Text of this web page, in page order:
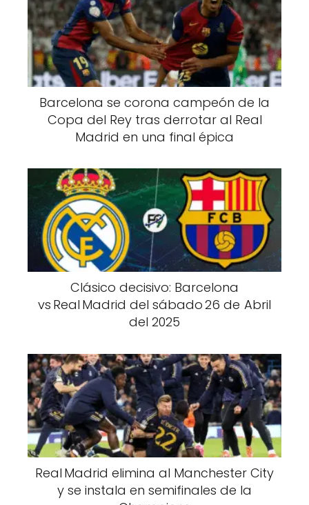
Barcelona se corona campeón de la
Copa del Rey tras derrotar al Real
Madrid en una final épica
Clásico decisivo: Barcelona
vs Real Madrid del sábado 26 de Abril
del 2025
Real Madrid elimina al Manchester City
y se instala en semifinales de la